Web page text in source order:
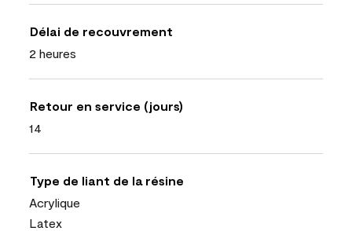
Délai de recouvrement
2 heures
Retour en service (jours)
14
Type de liant de la résine
Acrylique
Latex